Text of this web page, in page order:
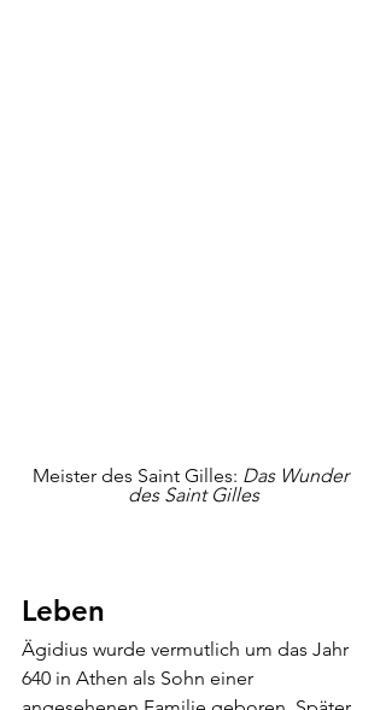
Meister des Saint Gilles: Das Wunder
des Saint Gilles
Leben
Ägidius wurde vermutlich um das Jahr
640 in Athen als Sohn einer